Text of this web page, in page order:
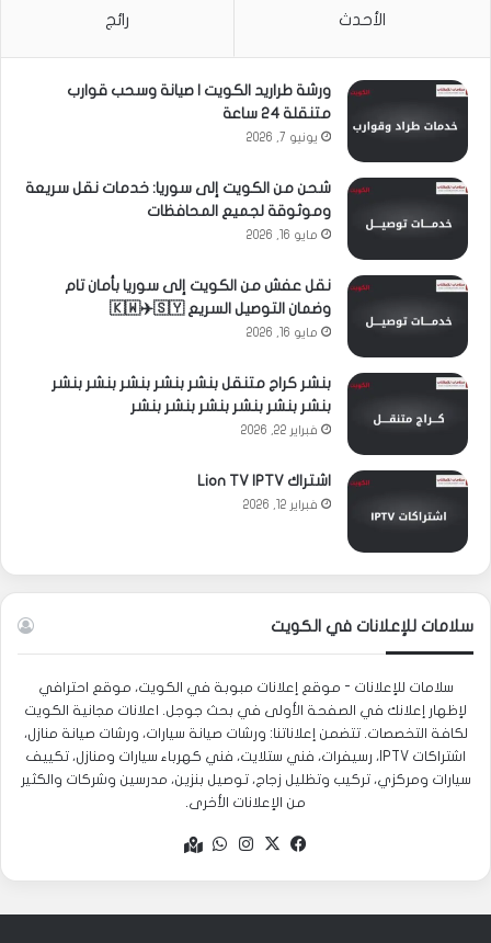
الأحدث رائج
ورشة طراريد الكويت | صيانة وسحب قوارب
متنقلة 24 ساعة
يونيو 7, 2026
شحن من الكويت إلى سوريا: خدمات نقل سريعة
وموثوقة لجميع المحافظات
مايو 16, 2026
نقل عفش من الكويت إلى سوريا بأمان تام
وضمان التوصيل السريع 🇰🇼✈️🇸🇾
مايو 16, 2026
بنشر كراج متنقل بنشر بنشر بنشر بنشر بنشر
بنشر بنشر بنشر بنشر بنشر بنشر
فبراير 22, 2026
اشتراك Lion TV IPTV
فبراير 12, 2026
سلامات للإعلانات في الكويت
سلامات للإعلانات - موقع إعلانات مبوبة في الكويت، موقع احترافي
لإظهار إعلانك في الصفحة الأولى في بحث جوجل. اعلانات مجانية الكويت
لكافة التخصصات. تتضمن إعلاناتنا: ورشات صيانة سيارات، ورشات صيانة منازل،
اشتراكات IPTV، رسيفرات، فني ستلايت، فني كهرباء سيارات ومنازل، تكييف
سيارات ومركزي، تركيب وتظليل زجاج، توصيل بنزين، مدرسين وشركات والكثير
من الإعلانات الأخرى.
فيسبوك
‫X انستقرام
واتساب